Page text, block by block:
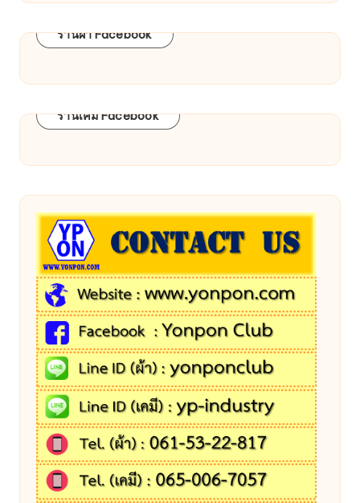
ร้านผ้า Facebook
ร้านเคมี Facebook